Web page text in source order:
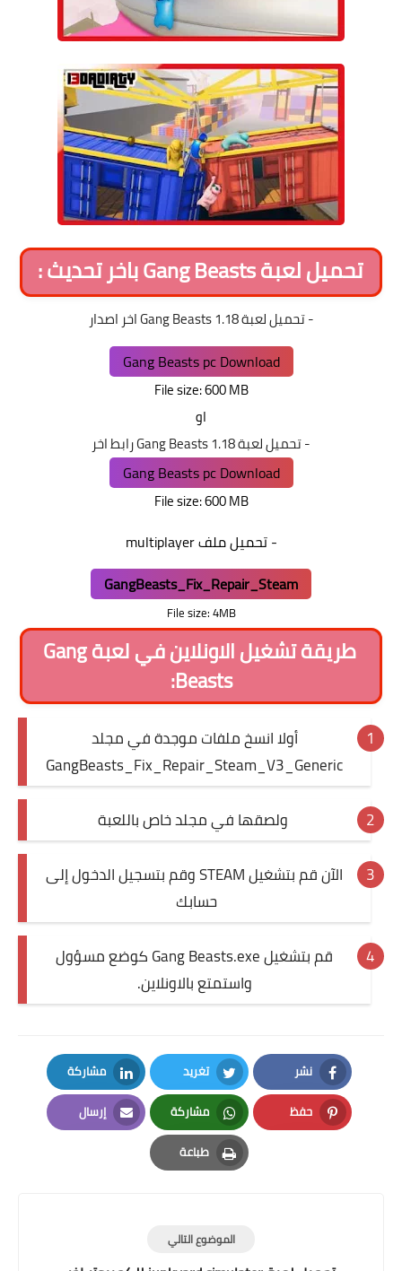
تحميل لعبة Gang Beasts باخر تحديث :
- تحميل لعبة Gang Beasts 1.18 اخر اصدار
Gang Beasts pc Download
File size: 600 MB
او
- تحميل لعبة 1.18 Gang Beasts رابط اخر
Gang Beasts pc Download
File size: 600 MB
- تحميل ملف multiplayer
GangBeasts_Fix_Repair_Steam
File size: 4MB
طريقة تشغيل الاونلاين في لعبة Gang
Beasts:
أولا انسخ ملفات موجدة في مجلد
GangBeasts_Fix_Repair_Steam_V3_Generic
ولصقها في مجلد خاص باللعبة
الآن قم بتشغيل STEAM وقم بتسجيل الدخول إلى
حسابك
قم بتشغيل Gang Beasts.exe كوضع مسؤول
واستمتع بالاونلاين.
نشر
Facebook
تغريد
Twitter
مشاركة
LinkedIn
حفظ
Pinterest
مشاركة
Whatsapp
إرسال
Email
طباعة
Print
الموضوع التالي